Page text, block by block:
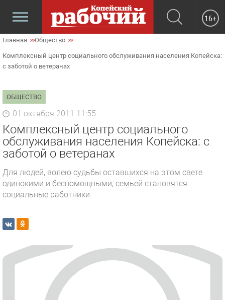
16+
Главная Общество
Комплексный центр социального обслуживания населения Копейска:
с заботой о ветеранах
ОБЩЕСТВО
01 октября 2011 11:55
Комплексный центр социального
обслуживания населения Копейска: с
заботой о ветеранах
Для людей, волею судьбы оставшихся на этом свете
одинокими и беспомощными, семьей становятся
социальные работники.